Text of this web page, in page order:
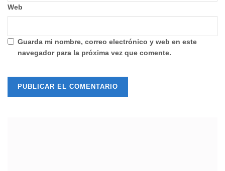
Web
Guarda mi nombre, correo electrónico y web en este
navegador para la próxima vez que comente.